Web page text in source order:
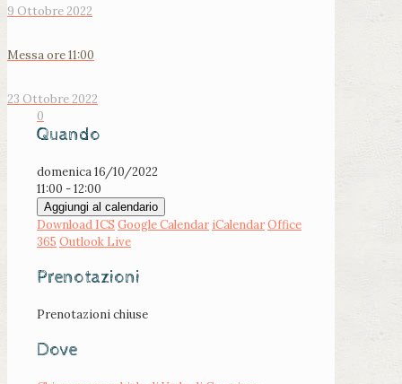
9 Ottobre 2022
Messa ore 11:00
23 Ottobre 2022
0
Quando
domenica 16/10/2022
11:00 - 12:00
Aggiungi al calendario
Download ICS Google Calendar iCalendarOffice
365 Outlook Live
Prenotazioni
Prenotazioni chiuse
Dove